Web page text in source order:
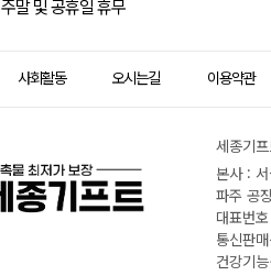
주말 및 공휴일 휴무
사회활동 오시는길 이용약관
세종기
본사 :
파주 공
대표번
통신판
건강기